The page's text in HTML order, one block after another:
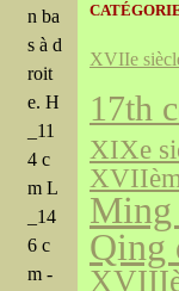
n ba
s à d
roit
e. H
_11
4 c
m L
_14
6 c
m -
XVIIe
17th
XIXe
Ming
Qing